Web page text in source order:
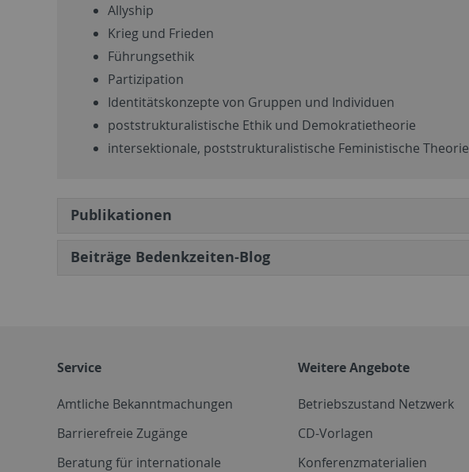
Allyship
Krieg und Frieden
Führungsethik
Partizipation
Identitätskonzepte von Gruppen und Individuen
poststrukturalistische Ethik und Demokratietheorie
intersektionale, poststrukturalistische Feministische Theorie
Publikationen
Beiträge Bedenkzeiten-Blog
Service
Amtliche Bekanntmachungen
Barrierefreie Zugänge
Beratung für internationale
Weitere Angebote
Betriebszustand Netzwerk
CD-Vorlagen
Konferenzmaterialien